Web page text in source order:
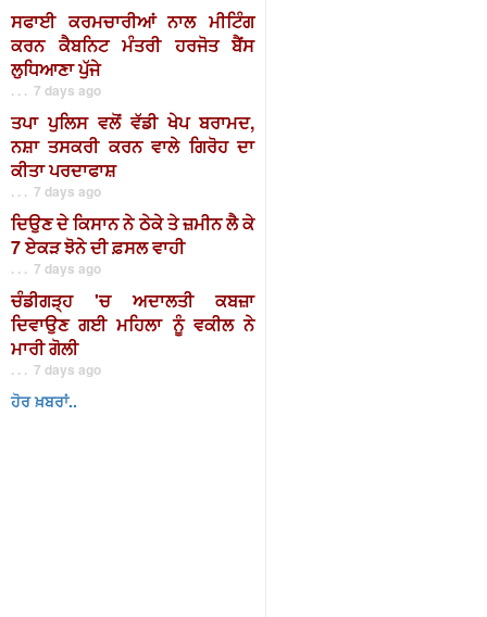
ਸਫਾਈ ਕਰਮਚਾਰੀਆਂ ਨਾਲ ਮੀਟਿੰਗ
ਕਰਨ ਕੈਬਨਿਟ ਮੰਤਰੀ ਹਰਜੋਤ ਬੈਂਸ
ਲੁਧਿਆਣਾ ਪੁੱਜੇ
. . . 7 days ago
ਤਪਾ ਪੁਲਿਸ ਵਲੋਂ ਵੱਡੀ ਖੇਪ ਬਰਾਮਦ,
ਨਸ਼ਾ ਤਸਕਰੀ ਕਰਨ ਵਾਲੇ ਗਿਰੋਹ ਦਾ
ਕੀਤਾ ਪਰਦਾਫਾਸ਼
. . . 7 days ago
ਦਿਉਣ ਦੇ ਕਿਸਾਨ ਨੇ ਠੇਕੇ ਤੇ ਜ਼ਮੀਨ ਲੈ ਕੇ
7 ਏਕੜ ਝੋਨੇ ਦੀ ਫ਼ਸਲ ਵਾਹੀ
. . . 7 days ago
ਚੰਡੀਗੜ੍ਹ 'ਚ ਅਦਾਲਤੀ ਕਬਜ਼ਾ
ਦਿਵਾਉਣ ਗਈ ਮਹਿਲਾ ਨੂੰ ਵਕੀਲ ਨੇ
ਮਾਰੀ ਗੋਲੀ
. . . 7 days ago
ਹੋਰ ਖ਼ਬਰਾਂ..